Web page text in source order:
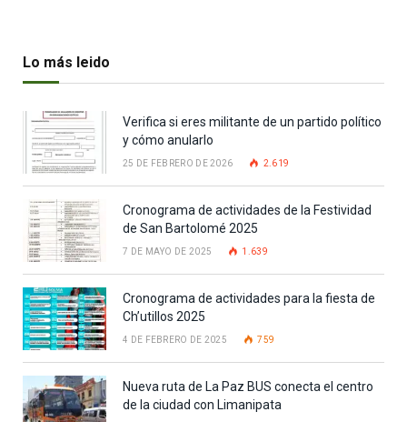
Lo más leido
Verifica si eres militante de un partido político
y cómo anularlo
25 DE FEBRERO DE 2026 2.619
Cronograma de actividades de la Festividad
de San Bartolomé 2025
7 DE MAYO DE 2025 1.639
Cronograma de actividades para la fiesta de
Ch’utillos 2025
4 DE FEBRERO DE 2025 759
Nueva ruta de La Paz BUS conecta el centro
de la ciudad con Limanipata